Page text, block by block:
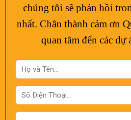
chúng tôi sẽ phản hồi
nhất. Chân thành cảm ơn
quan tâm đến các dự